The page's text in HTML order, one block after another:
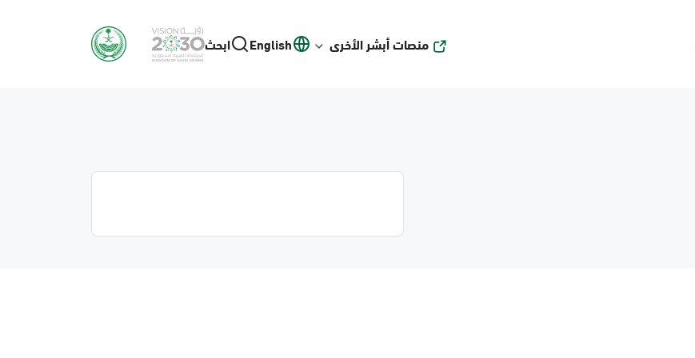
منصات أبشر الأخرى English ابحث